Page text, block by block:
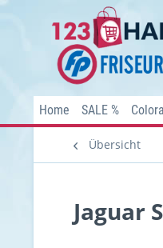
Home SALE %
Übersicht
Jaguar